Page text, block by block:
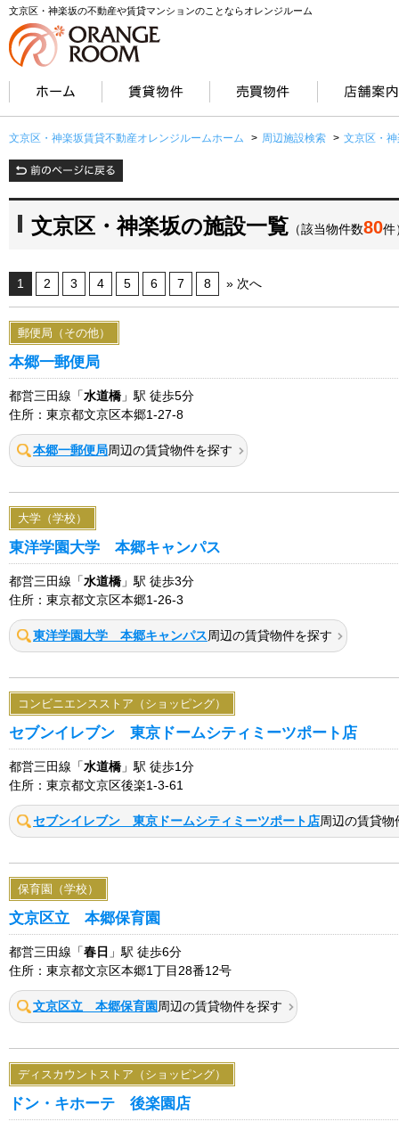
文京区・神楽坂の不動産や賃貸マンションのことならオレンジルーム
文京区・神楽坂賃貸不動産オレンジルームホーム > 周辺施設検索 > 文京区・
文京区・神楽坂の施設一覧 （該当物件数80件
1 2 3 4 5 6 7 8 » 次へ
郵便局（その他）
本郷一郵便局
都営三田線「 水道橋 」駅 徒歩5分
住所：東京都文京区本郷1-27-8
本郷一郵便局周辺の賃貸物件を探す
大学（学校）
東洋学園大学 本郷キャンパス
都営三田線「 水道橋 」駅 徒歩3分
住所：東京都文京区本郷1-26-3
東洋学園大学 本郷キャンパス周辺の賃貸物件を探す
コンビニエンスストア（ショッピング）
セブンイレブン 東京ドームシティミーツポート店
都営三田線「 水道橋 」駅 徒歩1分
住所：東京都文京区後楽1-3-61
セブンイレブン 東京ドームシティミーツポート店周辺の賃貸物
保育園（学校）
文京区立 本郷保育園
都営三田線「 春日 」駅 徒歩6分
住所：東京都文京区本郷1丁目28番12号
文京区立 本郷保育園 周辺の賃貸物件を探す
ディスカウントストア（ショッピング）
ドン・キホーテ 後楽園店